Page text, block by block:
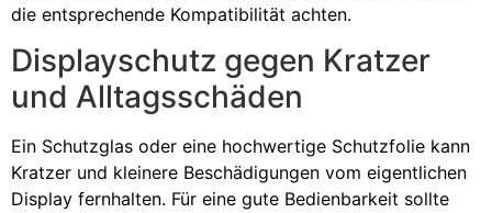
die entsprechende Kompatibilität achten.
Displayschutz gegen Kratzer
und Alltagsschäden
Ein Schutzglas oder eine hochwertige Schutzfolie kann
Kratzer und kleinere Beschädigungen vom eigentlichen
Display fernhalten. Für eine gute Bedienbarkeit sollte